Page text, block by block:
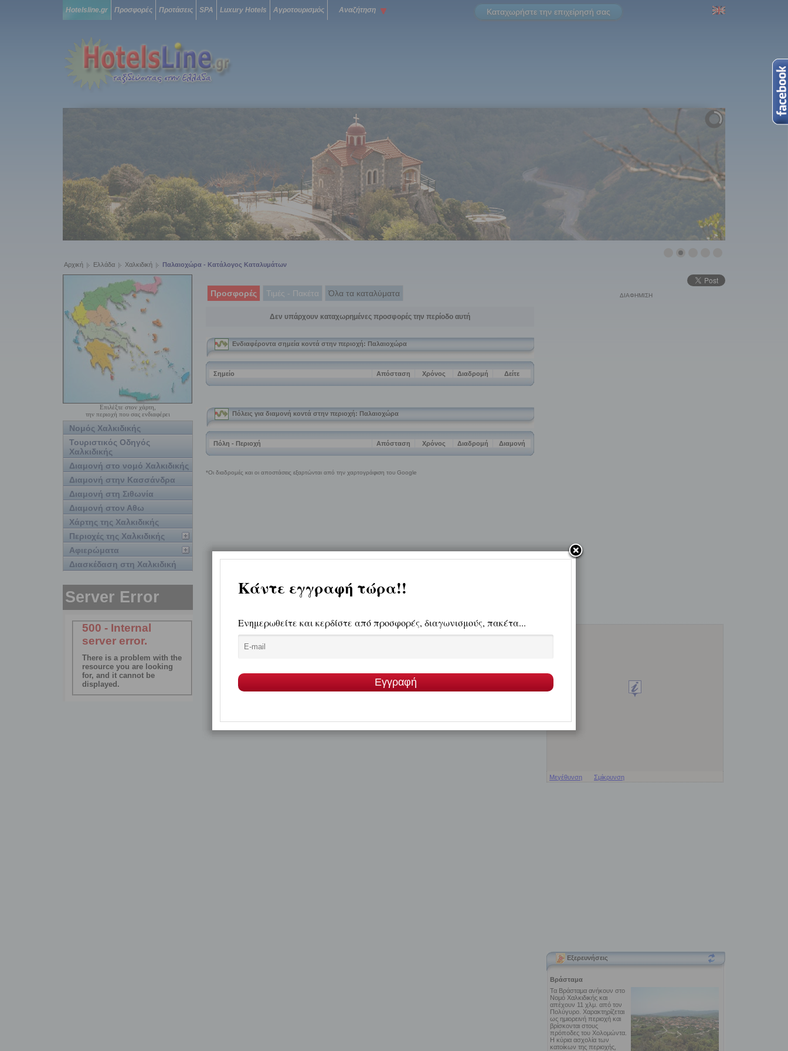
Hotelsline.gr Προσφορές Προτάσεις SPA Luxury Hotels Αγροτουρισμός Αναζήτηση Καταχωρήστε την επιχείρησή σας
Αρχική Ελλάδα Χαλκιδική Παλαιοχώρα - Κατάλογος Καταλυμάτων
Επιλέξτε στον χάρτη,
την περιοχή που σας ενδιαφέρει
Νομός Χαλκιδικής
Τουριστικός Οδηγός
Χαλκιδικής
Διαμονή στο νομό Χαλκιδικής
Διαμονή στην Κασσάνδρα
Διαμονή στη Σιθωνία
Διαμονή στον Αθω
Χάρτης της Χαλκιδικής
Περιοχές της Χαλκιδικής
Αφιερώματα
Διασκέδαση στη Χαλκιδική
Προσφορές Τιμές - Πακέτα Όλα τα καταλύματα
Δεν υπάρχουν καταχωρημένες προσφορές την περίοδο αυτή
ΔΙΑΦΗΜΙΣΗ
Μεγέθυνση Σμίκρυνση
Εξερευνήσεις